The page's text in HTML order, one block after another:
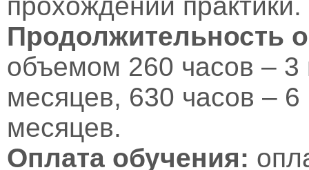
Продолжительность
объемом 260 часов –
месяцев, 630 часов –
месяцев.
Оплата обучения: